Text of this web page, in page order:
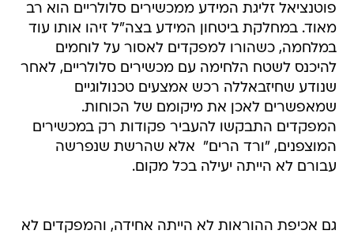
פוטנציאל זליגת המידע ממכשירים סלולריים הוא רב
מאוד. במחלקת ביטחון המידע בצה"ל זיהו אותו עוד
במלחמה, כשהורו למפקדים לאסור על לוחמים
להיכנס לשטח הלחימה עם מכשירים סלולריים, לאחר
שנודע שחיזבאללה רכש אמצעים טכנולוגיים
שמאפשרים לאכן את מיקומם של הכוחות.
המפקדים התבקשו להעביר פקודות רק במכשירים
המוצפנים, "ורד הרים"  אלא שהרשת שנפרשה
עבורם לא הייתה יעילה בכל מקום.
גם אכיפת ההוראות לא הייתה אחידה, והמפקדים לא